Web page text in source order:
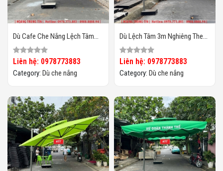
Dù Cafe Che Nắng Lệch Tâm
Vuông 3m HTT-07
Liên hệ: 0978773883
Category: Dù che nắng
Dù Lệch Tâm 3m Nghiêng Theo
Chiều Nắng HTT04
Liên hệ: 0978773883
Category: Dù che nắng